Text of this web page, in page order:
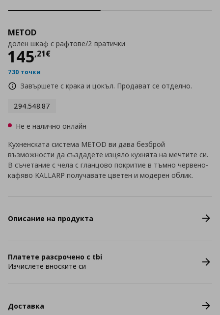
METOD
долен шкаф с рафтове/2 вратички
145,21€
Цена
730 точки
Завършете с крака и цокъл. Продават се отделно.
294.548.87
Не е налично онлайн
Кухненската система METOD ви дава безброй
възможности да създадете изцяло кухнята на мечтите си.
В съчетание с чела с гланцово покритие в тъмно червено-
кафяво KALLARP получавате цветен и модерен облик.
Описание на продукта
Платете разсрочено с tbi
Изчислете вноските си
Доставка